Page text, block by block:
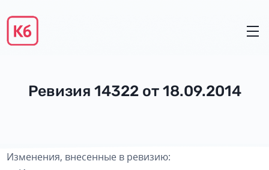
Ревизия 14322 от 18.09.2014
Изменения, внесенные в ревизию: